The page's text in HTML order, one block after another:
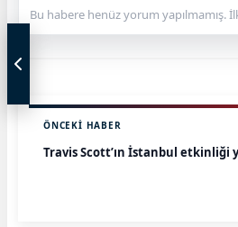
Bu habere henüz yorum yapılmamış.
ÖNCEKI HABER
Travis Scott’ın İstanbul etkinliği